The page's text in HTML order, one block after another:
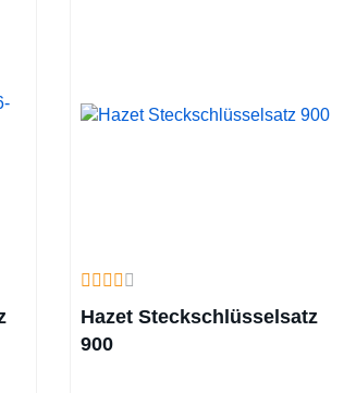
Hazet Steckschlüsselsatz
900